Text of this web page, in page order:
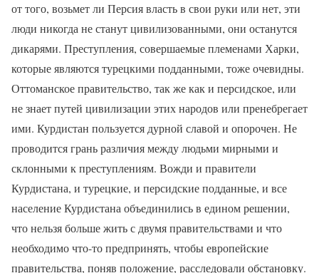
от того, возьмет ли Персия власть в свои руки или нет, эти
люди никогда не станут цивилизованными, они останутся
дикарями. Преступления, совершаемые племенами Харки,
которые являются турецкими подданными, тоже очевидны.
Оттоманское правительство, так же как и персидское, или
не знает путей цивилизации этих народов или пренебрегает
ими. Курдистан пользуется дурной славой и опорочен. Не
проводится грань различия между людьми мирными и
склонными к преступлениям. Вожди и правители
Курдистана, и турецкие, и персидские подданные, и все
население Курдистана объединились в едином решении,
что нельзя больше жить с двумя правительствами и что
необходимо что-то предпринять, чтобы европейские
правительства, поняв положение, расследовали обстановку.